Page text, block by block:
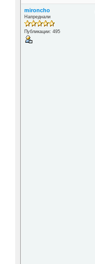
mironcho
Напреднали
Публикации: 495